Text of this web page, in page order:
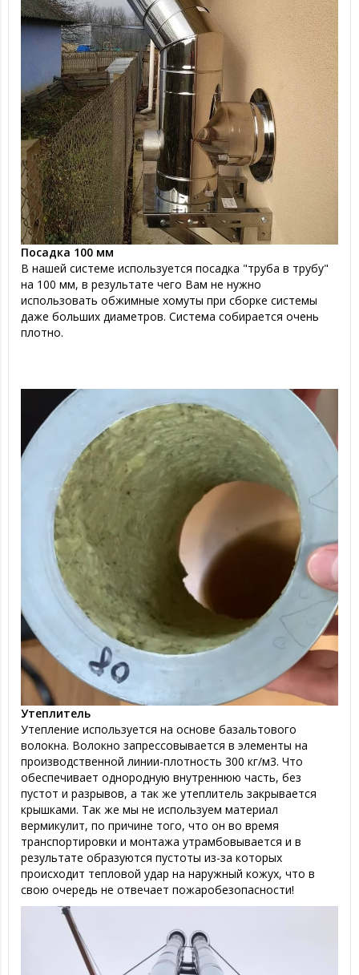
Посадка 100 мм
В нашей системе используется посадка "труба в трубу"
на 100 мм, в результате чего Вам не нужно
использовать обжимные хомуты при сборке системы
даже больших диаметров. Система собирается очень
плотно.
Утеплитель
Утепление используется на основе базальтового
волокна. Волокно запрессовывается в элементы на
производственной линии-плотность 300 кг/м3. Что
обеспечивает однородную внутреннюю часть, без
пустот и разрывов, а так же утеплитель закрывается
крышками. Так же мы не используем материал
вермикулит, по причине того, что он во время
транспортировки и монтажа утрамбовывается и в
результате образуются пустоты из-за которых
происходит тепловой удар на наружный кожух, что в
свою очередь не отвечает пожаробезопасности!